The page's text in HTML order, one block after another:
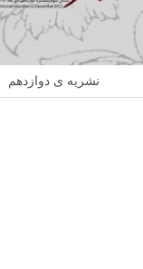
نشریه ی دوازدهم